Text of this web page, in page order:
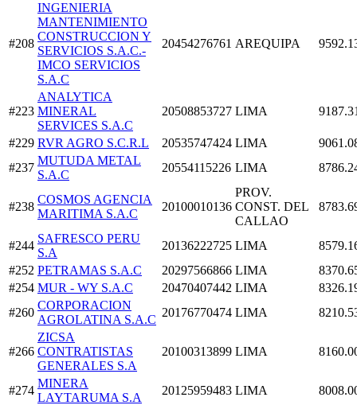
#208
INGENIERIA
MANTENIMIENTO
CONSTRUCCION Y
SERVICIOS S.A.C.-
IMCO SERVICIOS
S.A.C
20454276761 AREQUIPA
#223
ANALYTICA
MINERAL
SERVICES S.A.C
20508853727 LIMA
#229 RVR AGRO S.C.R.L 20535747424 LIMA
#237
MUTUDA METAL
S.A.C
20554115226 LIMA
#238
COSMOS AGENCIA
MARITIMA S.A.C
20100010136
PROV.
CONST. DEL
CALLAO
#244
SAFRESCO PERU
S.A
20136222725 LIMA
#252 PETRAMAS S.A.C 20297566866 LIMA
#254 MUR - WY S.A.C 20470407442 LIMA
#260
CORPORACION
AGROLATINA S.A.C
20176770474 LIMA
#266
ZICSA
CONTRATISTAS
GENERALES S.A
20100313899 LIMA
#274
MINERA
LAYTARUMA S.A
20125959483 LIMA